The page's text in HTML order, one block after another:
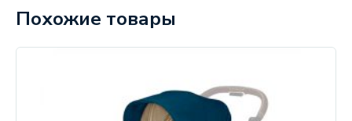
Похожие товары